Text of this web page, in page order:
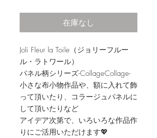
在庫なし
Joli Fleur la Toile（ジョリーフルー
ル・ラトワール）
パネル柄シリーズ-CollageCollage-
小さな布小物作品や、額に入れて飾
って頂いたり、コラージュパネルに
して頂いたりなど
アイデア次第で、いろいろな作品作
りにご活用いただけます💖